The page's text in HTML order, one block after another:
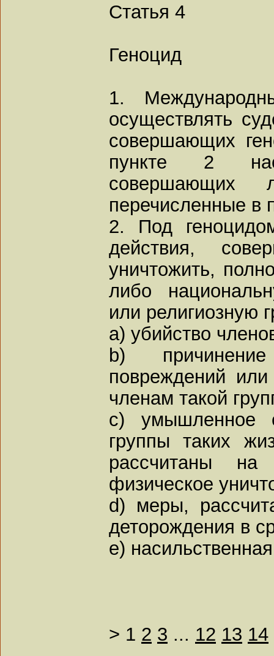
Статья 4
Геноцид
1.
осуществлять
совершающих
пункте 2
совершающих
перечисленные в
2. Под
действия,
уничтожить,
либо
или религиозную
a) убийство
b)
повреждений или
членам такой
c) умышленное
группы таких
рассчитаны
физическое
d) меры,
деторождения в
e)
> 1 2 3 ... 12 13 14